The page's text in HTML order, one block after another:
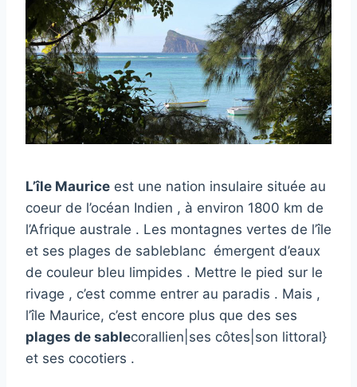
L’île Maurice est une nation insulaire située au
coeur de l’océan Indien , à environ 1800 km de
l’Afrique australe . Les montagnes vertes de l’île
et ses plages de sableblanc émergent d’eaux
de couleur bleu limpides . Mettre le pied sur le
rivage , c’est comme entrer au paradis . Mais ,
l’île Maurice, c’est encore plus que des ses
plages de sablecorallien|ses côtes|son littoral}
et ses cocotiers .